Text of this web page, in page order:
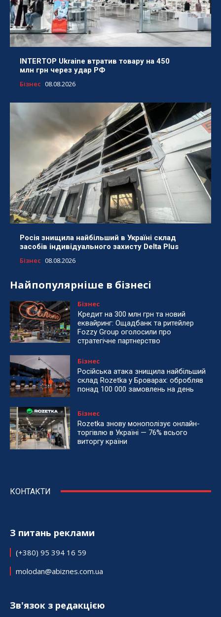
INTERTOP Ukraine втратив товару на 450
млн грн через удар РФ
Бізнес 08.08.2026
Росія знищила найбільший в Україні склад
засобів індивідуального захисту Delta Plus
Бізнес 08.08.2026
Найпопулярніше в бізнесі
Бізнес
Кредит на 300 млн грн та новий
еквайринг: Ощадбанк та ритейлер
Fozzy Group оголосили про
стратегічне партнерство
Бізнес
Російська атака знищила найбільший
склад Rozetka у Броварах: обробляв
понад 100 000 замовлень на день
Бізнес
Rozetka знову монополізує онлайн-
торгівлю в Україні — 76% всього
виторгу країни
КОНТАКТИ
З питань реклами
(+380) 95 394 16 59
molodan@abiznes.com.ua
Зв'язок з редакцією